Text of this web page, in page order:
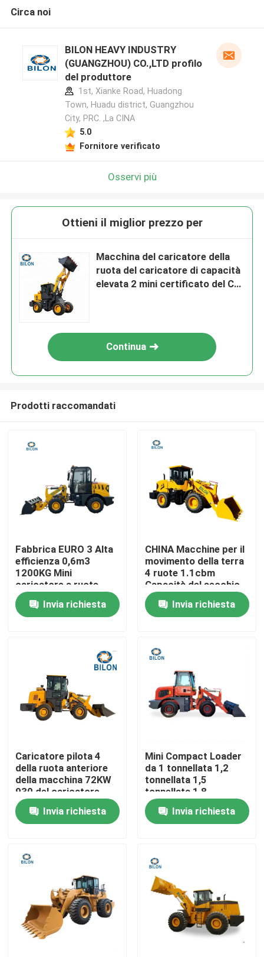
Casa
Circa noi
Controllo di qualità
Contattici
Richieda una citazione
Macchinario della costruzione di strade
Circa noi
BILON HEAVY INDUSTRY
(GUANGZHOU) CO.,LTD profilo
del produttore
1st, Xianke Road, Huadong
Town, Huadu district, Guangzhou
City, PRC. ,La CINA
5.0
Fornitore verificato
Osservi più
Ottieni il miglior prezzo per
Macchina del caricatore della
ruota del caricatore di capacità
elevata 2 mini certificato del CE
Continua
Prodotti raccomandati
Fabbrica EURO 3 Alta
efficienza 0,6m3
1200KG Mini
caricatore a ruote
anteriori con pala
Joystick Lama
caricatore a pala
Invia richiesta
CHINA Macchine per il
movimento della terra
4 ruote 1.1cbm
Capacità del secchio
caricatore Piccolo
Mini Front End Loader
Con Motore Weichai
Invia richiesta
Caricatore pilota 4
della ruota anteriore
della macchina 72KW
930 del caricatore
della ruota di controllo
in 1
secchio/scarificatore
Invia richiesta
Mini Compact Loader
da 1 tonnellata 1,2
tonnellata 1,5
tonnellata 1,8
tonnellata Front End
Wheel Loader con
joystick AC e 2,0m3 di
Invia richiesta